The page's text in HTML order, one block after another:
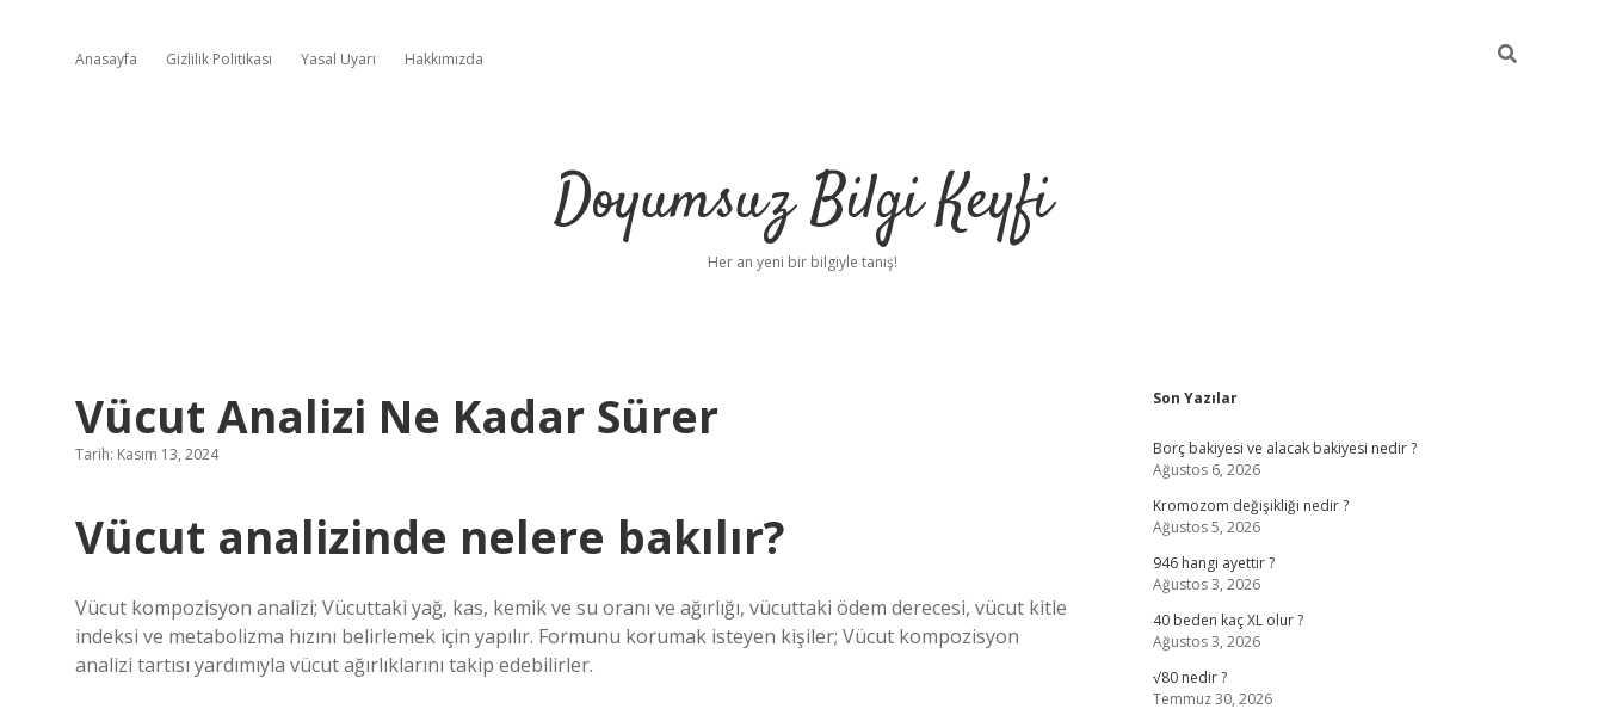
Anasayfa Gizlilik Politikası Yasal Uyarı Hakkımızda
Doyumsuz Bilgi Keyfi
Her an yeni bir bilgiyle tanış!
Vücut Analizi Ne Kadar Sürer
Tarih: Kasım 13, 2024
Vücut analizinde nelere bakılır?
Vücut kompozisyon analizi; Vücuttaki yağ, kas, kemik ve su oranı ve ağırlığı, vücuttaki ödem derecesi, vücut kitle
indeksi ve metabolizma hızını belirlemek için yapılır. Formunu korumak isteyen kişiler; Vücut kompozisyon
analizi tartısı yardımıyla vücut ağırlıklarını takip edebilirler.
Sidebar
Son Yazılar
Borç bakiyesi ve alacak bakiyesi nedir ?
Ağustos 6, 2026
Kromozom değişikliği nedir ?
Ağustos 5, 2026
946 hangi ayettir ?
Ağustos 3, 2026
40 beden kaç XL olur ?
Ağustos 3, 2026
√80 nedir ?
Temmuz 30, 2026